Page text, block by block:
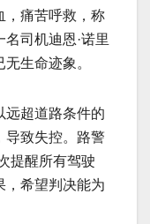
，痛苦呼救，称
司机迪恩·诺里
生命迹象。
远超道路条件的
导致失控。路警
提醒所有驾驶
，希望判决能为